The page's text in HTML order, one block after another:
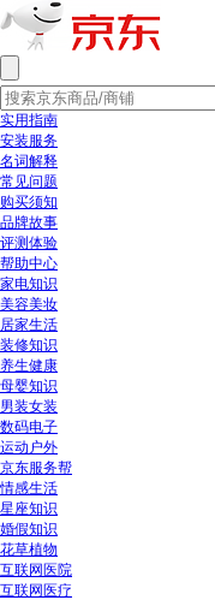
实用指南
安装服务
名词解释
常见问题
购买须知
品牌故事
评测体验
帮助中心
家电知识
美容美妆
居家生活
装修知识
养生健康
母婴知识
男装女装
数码电子
运动户外
京东服务帮
情感生活
星座知识
婚假知识
花草植物
互联网医院
互联网医疗